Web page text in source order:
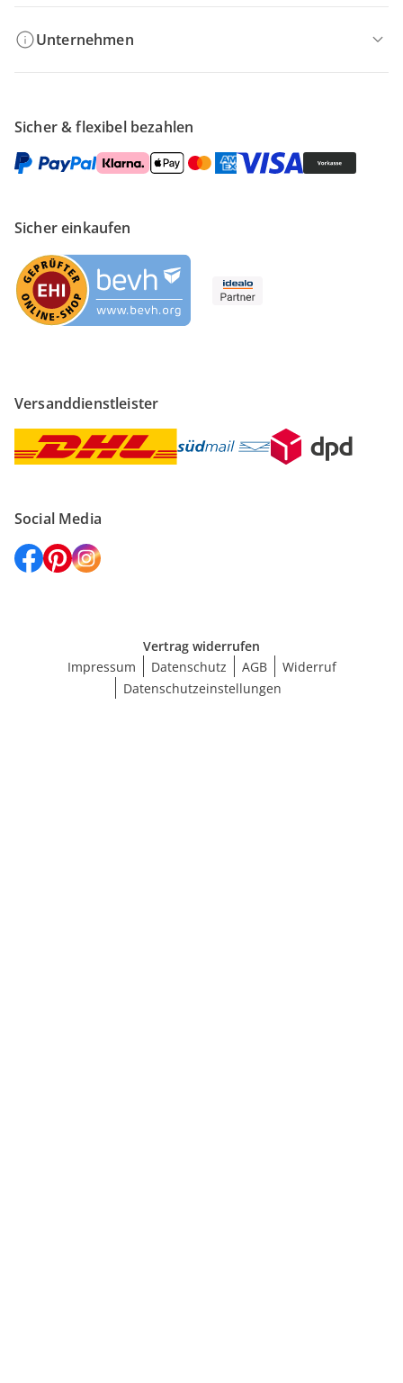
Unternehmen
Sicher & flexibel bezahlen
Sicher einkaufen
Versanddienstleister
Social Media
Vertrag widerrufen
Impressum
Datenschutz AGB
Widerruf
Datenschutzeinstellungen